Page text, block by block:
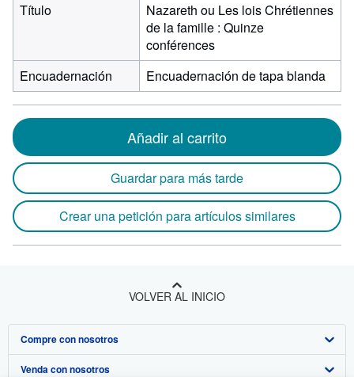
Título
Nazareth ou Les lois Chrétiennes
de la famille : Quinze
conférences
Encuadernación
Encuadernación de tapa blanda
Añadir al carrito
Guardar para más tarde
Crear una petición para artículos similares
VOLVER AL INICIO
Compre con nosotros
Búsqueda avanzada
Venda con nosotros